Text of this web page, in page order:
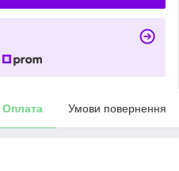
Оплата Умови повернення